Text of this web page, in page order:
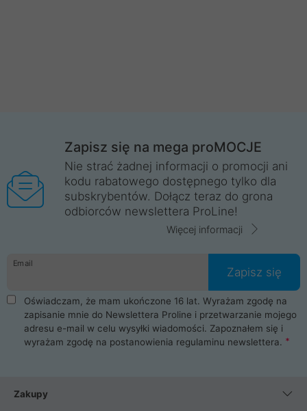
Zapisz się na mega proMOCJE
Nie strać żadnej informacji o promocji ani
kodu rabatowego dostępnego tylko dla
subskrybentów. Dołącz teraz do grona
odbiorców newslettera ProLine!
Więcej informacji
Email
Zapisz się
Oświadczam, że mam ukończone 16 lat. Wyrażam zgodę na
zapisanie mnie do Newslettera Proline i przetwarzanie mojego
adresu e-mail w celu wysyłki wiadomości. Zapoznałem się i
wyrażam zgodę na postanowienia regulaminu newslettera.
Zakupy